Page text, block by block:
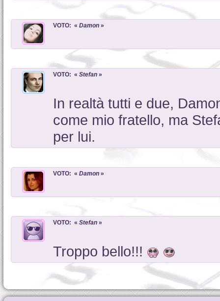
VOTO: « Damon »
VOTO: « Stefan »
In realtà tutti e due,
come mio fratello, ma
per lui.
VOTO: « Damon »
VOTO: « Stefan »
Troppo bello!!!